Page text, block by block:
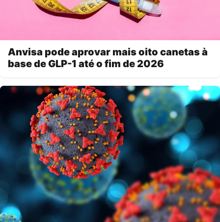
Anvisa pode aprovar mais oito canetas à
base de GLP-1 até o fim de 2026